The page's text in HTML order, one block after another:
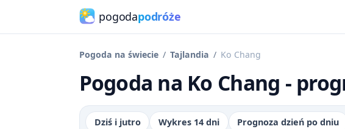
pogodapodróże
Pogoda na świecie Tajlandia Ko Chang
Pogoda na Ko Chang -
Dziś i jutro Wykres 14 dni Prognoza dzień po dniu